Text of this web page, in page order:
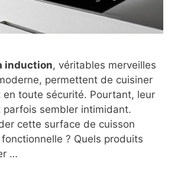
induction, véritables merveilles
permettent de cuisiner
en toute sécurité. Pourtant, leur
parfois sembler intimidant.
cette surface de cuisson
? Quels produits
…